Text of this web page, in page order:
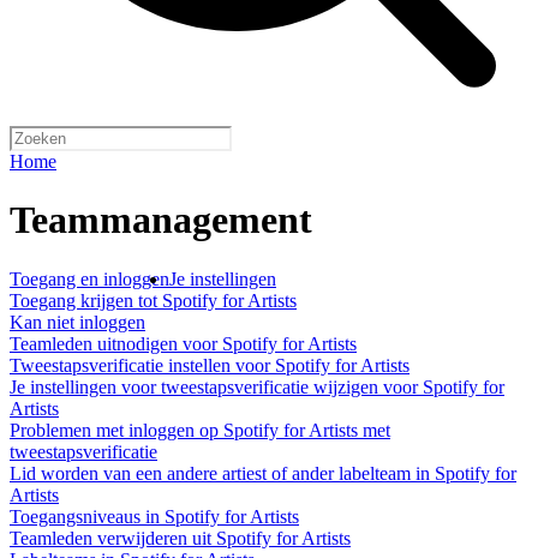
Home
Teammanagement
Toegang en inloggenJe instellingen
Toegang krijgen tot Spotify for Artists
Kan niet inloggen
Teamleden uitnodigen voor Spotify for Artists
Tweestapsverificatie instellen voor Spotify for Artists
Je instellingen voor tweestapsverificatie wijzigen voor Spotify for
Artists
Problemen met inloggen op Spotify for Artists met
tweestapsverificatie
Lid worden van een andere artiest of ander labelteam in Spotify for
Artists
Toegangsniveaus in Spotify for Artists
Teamleden verwijderen uit Spotify for Artists